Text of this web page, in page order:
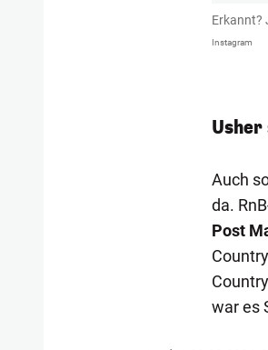
Erkannt?
Instagram
Auch
da.
Post
war es